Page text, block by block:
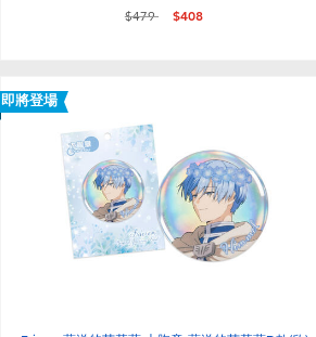
價格從
$479至 $408
即將登場